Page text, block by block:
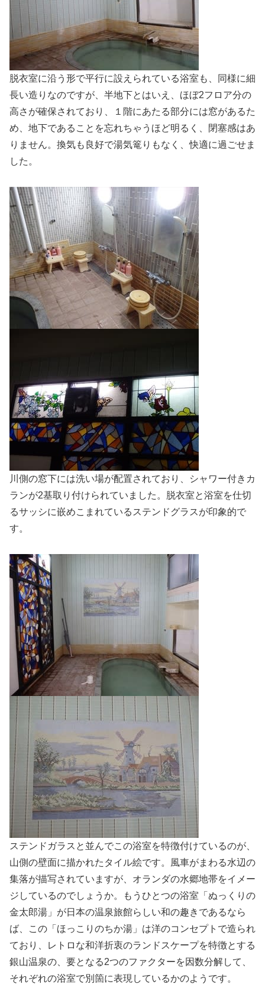
脱衣室に沿う形で平行に設えられている浴室も、同様に細
長い造りなのですが、半地下とはいえ、ほぼ2フロア分の
高さが確保されており、１階にあたる部分には窓があるた
め、地下であることを忘れちゃうほど明るく、閉塞感はあ
りません。換気も良好で湯気篭りもなく、快適に過ごせま
した。
川側の窓下には洗い場が配置されており、シャワー付きカ
ランが2基取り付けられていました。脱衣室と浴室を仕切
るサッシに嵌めこまれているステンドグラスが印象的で
す。
ステンドガラスと並んでこの浴室を特徴付けているのが、
山側の壁面に描かれたタイル絵です。風車がまわる水辺の
集落が描写されていますが、オランダの水郷地帯をイメー
ジしているのでしょうか。もうひとつの浴室「ぬっくりの
金太郎湯」が日本の温泉旅館らしい和の趣きであるなら
ば、この「ほっこりのちか湯」は洋のコンセプトで造られ
ており、レトロな和洋折衷のランドスケープを特徴とする
銀山温泉の、要となる2つのファクターを因数分解して、
それぞれの浴室で別箇に表現しているかのようです。